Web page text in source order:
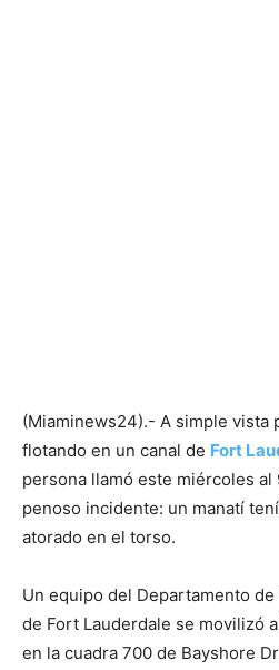
(Miaminews24).- A simple vista
flotando en un canal de Fort
persona llamó este miércoles al
penoso incidente: un manatí
atorado en el torso.
Un equipo del Departamento
de Fort Lauderdale se movilizó
en la cuadra 700 de Bayshore